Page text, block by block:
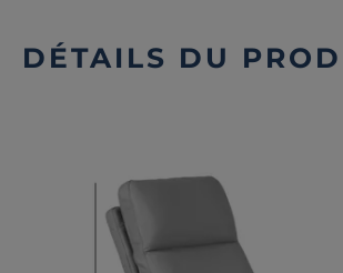
DÉTAILS DU